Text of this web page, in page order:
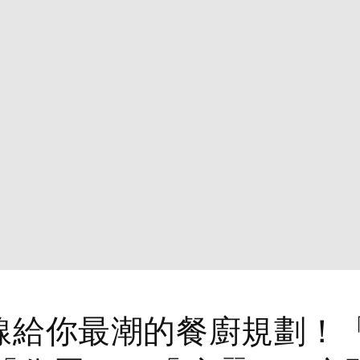
給你最潮的餐廚規劃！